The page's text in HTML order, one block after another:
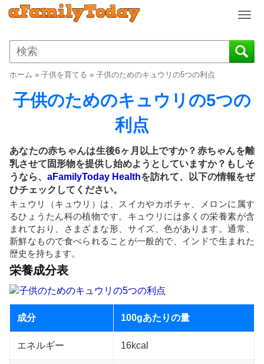
T
g
g
n
a
g
a
o
n
ホーム » 子供を育てる » 子供のためのキュウリの5つの利点
子供のためのキュウリの5つの
利点
あなたの赤ちゃんは生後6ヶ月以上ですか？赤ちゃんを離
乳させて固形物を提供し始めようとしていますか？もしそ
うなら、aFamilyToday Healthを訪れて、以下の情報をぜ
ひチェックしてください。
キュウリ（キュウリ）は、スイカやカボチャ、メロンに属す
るひょうたん科の植物です。キュウリには多くの栄養素が含
まれており、さまざまな形、サイズ、色があります。通常、
新鮮なもので食べられることが一般的で、インドで生まれた
歴史を持ちます。
栄養成分表
成分 100gあたりの量
エネルギー 16kcal